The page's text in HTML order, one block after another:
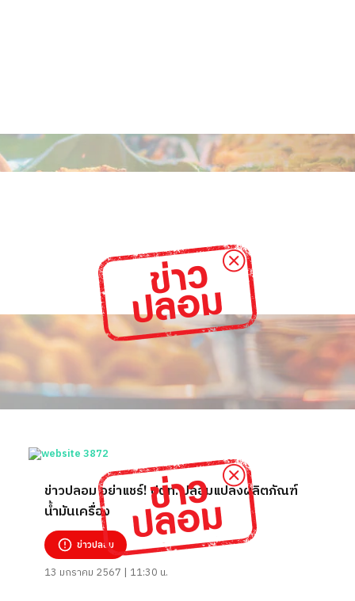
ข่าวปลอม อย่าแชร์! ปตท. ปลอมแปลงผลิตภัณฑ์
น้ำมันเครื่อง
ข่าวปลอม
13 มกราคม 2567 | 11:30 น.